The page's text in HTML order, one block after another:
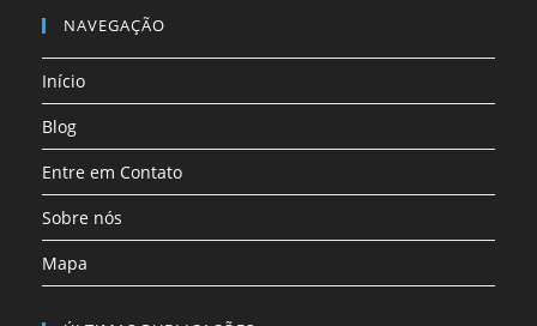
aba
aba
em
uma
nova
NAVEGAÇÃO
Início
Blog
Entre em Contato
Sobre nós
Mapa